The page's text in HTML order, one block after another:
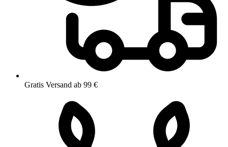
Gratis Versand ab 99 €